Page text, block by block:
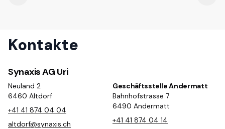
Kontakte
Synaxis AG Uri
Neuland 2
6460 Altdorf
+41 41 874 04 04
altdorf@synaxis.ch
Geschäftsstelle Andermatt
Bahnhofstrasse 7
6490 Andermatt
+41 41 874 04 14